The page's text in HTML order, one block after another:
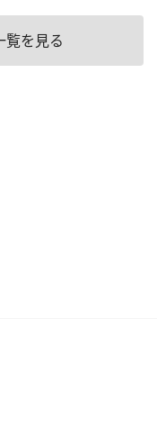
覧を見る